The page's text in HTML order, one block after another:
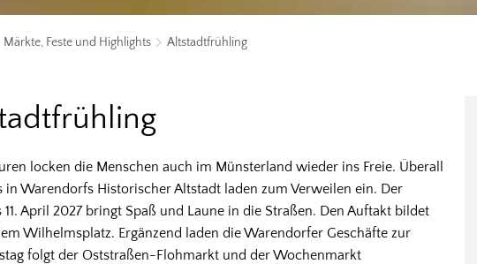
Märkte, Feste und Highlights Altstadtfrühling
locken die Menschen auch im Münsterland wieder ins Freie. Überall
Warendorfs Historischer Altstadt laden zum Verweilen ein. Der
April 2027 bringt Spaß und Laune in die Straßen. Den Auftakt bildet
Wilhelmsplatz. Ergänzend laden die Warendorfer Geschäfte zur
folgt der Oststraßen-Flohmarkt und der Wochenmarkt